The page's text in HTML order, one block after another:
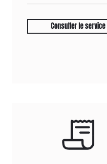
Consulter le service